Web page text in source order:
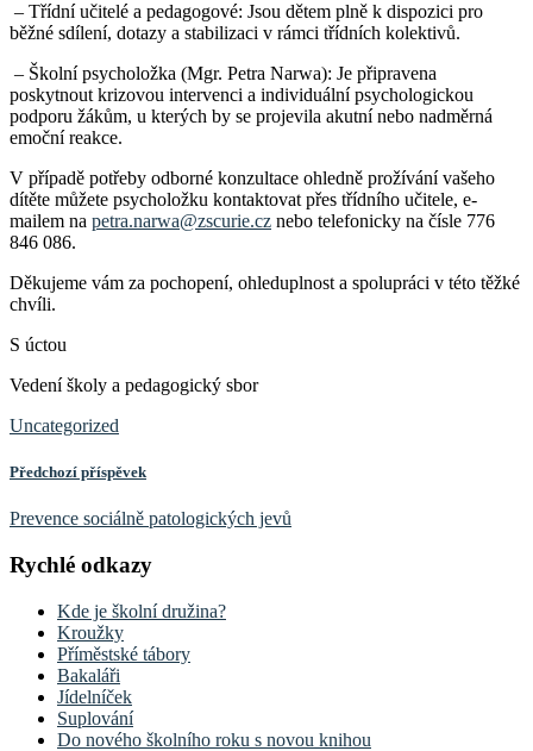
– Třídní učitelé a pedagogové: Jsou dětem plně k dispozici pro
běžné sdílení, dotazy a stabilizaci v rámci třídních kolektivů.
– Školní psycholožka (Mgr. Petra Narwa): Je připravena
poskytnout krizovou intervenci a individuální psychologickou
podporu žákům, u kterých by se projevila akutní nebo nadměrná
emoční reakce.
V případě potřeby odborné konzultace ohledně prožívání vašeho
dítěte můžete psycholožku kontaktovat přes třídního učitele, e-
mailem na petra.narwa@zscurie.cz nebo telefonicky na čísle 776
846 086.
Děkujeme vám za pochopení, ohleduplnost a spolupráci v této těžké
chvíli.
S úctou
Vedení školy a pedagogický sbor
Uncategorized
Předchozí příspěvek
Prevence sociálně patologických jevů
Rychlé odkazy
Kde je školní družina?
Kroužky
Příměstské tábory
Bakaláři
Jídelníček
Suplování
Do nového školního roku s novou knihou